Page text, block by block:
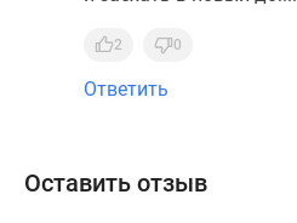
2 0
Ответить
Оставить отзыв